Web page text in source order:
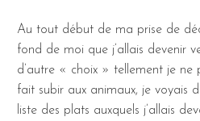
Au tout début de ma prise de
fond de moi que j’allais devenir
d’autre « choix » tellement je ne
fait subir aux animaux, je voyais
liste des plats auxquels j’allais